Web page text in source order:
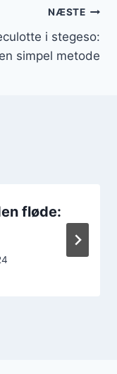
NÆSTE
i stegeso:
en simpel metode
fløde: